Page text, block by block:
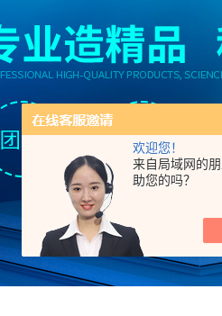
欢迎您！
来自局域网的
助您的吗？